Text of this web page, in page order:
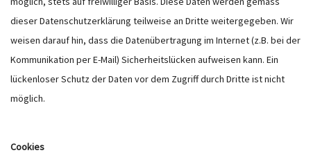
dieser Datenschutzerklärung teilweise an Dritte weitergegeben. Wir
weisen darauf hin, dass die Datenübertragung im Internet (z.B. bei der
Kommunikation per E-Mail) Sicherheitslücken aufweisen kann. Ein
lückenloser Schutz der Daten vor dem Zugriff durch Dritte ist nicht
möglich.
Cookies